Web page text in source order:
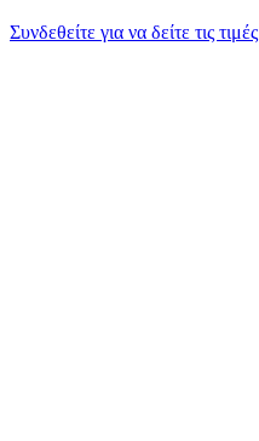
Συνδεθείτε για να δείτε τις τιμές